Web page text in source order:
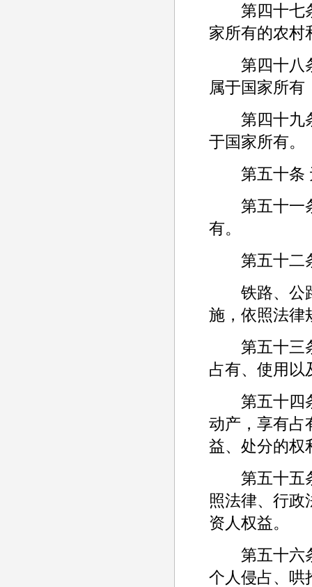
第四十七条
家所有的农村
第四十八条
属于国家所有
第四十九条
于国家所有。
第五十条
第五十一条
有。
第五十二条
铁路、公路
施，依照法律
第五十三条
占有、使用以
第五十四条
动产，享有占
益、处分的权
第五十五条
照法律、行政
资人权益。
第五十六条
个人侵占、哄